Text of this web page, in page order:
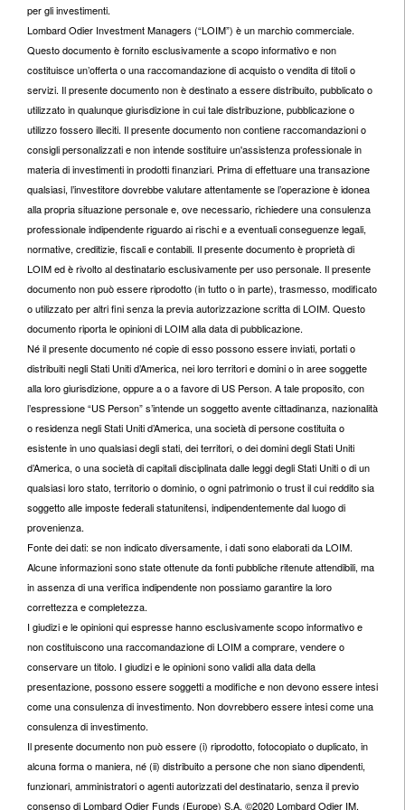
per gli investimenti.
Lombard Odier Investment Managers (“LOIM”) è un marchio commerciale.
Questo documento è fornito esclusivamente a scopo informativo e non
costituisce un’offerta o una raccomandazione di acquisto o vendita di titoli o
servizi. Il presente documento non è destinato a essere distribuito, pubblicato o
utilizzato in qualunque giurisdizione in cui tale distribuzione, pubblicazione o
utilizzo fossero illeciti. Il presente documento non contiene raccomandazioni o
consigli personalizzati e non intende sostituire un'assistenza professionale in
materia di investimenti in prodotti finanziari. Prima di effettuare una transazione
qualsiasi, l’investitore dovrebbe valutare attentamente se l’operazione è idonea
alla propria situazione personale e, ove necessario, richiedere una consulenza
professionale indipendente riguardo ai rischi e a eventuali conseguenze legali,
normative, creditizie, fiscali e contabili. Il presente documento è proprietà di
LOIM ed è rivolto al destinatario esclusivamente per uso personale. Il presente
documento non può essere riprodotto (in tutto o in parte), trasmesso, modificato
o utilizzato per altri fini senza la previa autorizzazione scritta di LOIM. Questo
documento riporta le opinioni di LOIM alla data di pubblicazione.
Né il presente documento né copie di esso possono essere inviati, portati o
distribuiti negli Stati Uniti d’America, nei loro territori e domini o in aree soggette
alla loro giurisdizione, oppure a o a favore di US Person. A tale proposito, con
l’espressione “US Person” s’intende un soggetto avente cittadinanza, nazionalità
o residenza negli Stati Uniti d’America, una società di persone costituita o
esistente in uno qualsiasi degli stati, dei territori, o dei domini degli Stati Uniti
d’America, o una società di capitali disciplinata dalle leggi degli Stati Uniti o di un
qualsiasi loro stato, territorio o dominio, o ogni patrimonio o trust il cui reddito sia
soggetto alle imposte federali statunitensi, indipendentemente dal luogo di
provenienza.
Fonte dei dati: se non indicato diversamente, i dati sono elaborati da LOIM.
Alcune informazioni sono state ottenute da fonti pubbliche ritenute attendibili, ma
in assenza di una verifica indipendente non possiamo garantire la loro
correttezza e completezza.
I giudizi e le opinioni qui espresse hanno esclusivamente scopo informativo e
non costituiscono una raccomandazione di LOIM a comprare, vendere o
conservare un titolo. I giudizi e le opinioni sono validi alla data della
presentazione, possono essere soggetti a modifiche e non devono essere intesi
come una consulenza di investimento. Non dovrebbero essere intesi come una
consulenza di investimento.
Il presente documento non può essere (i) riprodotto, fotocopiato o duplicato, in
alcuna forma o maniera, né (ii) distribuito a persone che non siano dipendenti,
funzionari, amministratori o agenti autorizzati del destinatario, senza il previo
consenso di Lombard Odier Funds (Europe) S.A. ©2020 Lombard Odier IM.